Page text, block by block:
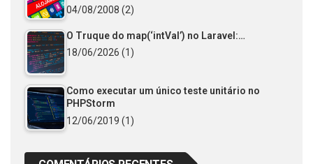
04/08/2008 (2)
O Truque do map(‘intVal’) no Laravel:…
18/06/2026 (1)
Como executar um único teste unitário no
PHPStorm
12/06/2019 (1)